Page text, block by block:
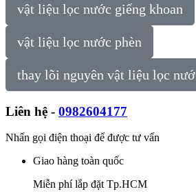
vật liệu lọc nước giếng khoan
vật liệu lọc nước phèn
thay lõi nguyên vật liệu lọc
Liên hệ - 0982604177
Nhấn gọi điện thoại để được tư vấn
Giao hàng toàn quốc
Miễn phí lắp đặt Tp.HCM